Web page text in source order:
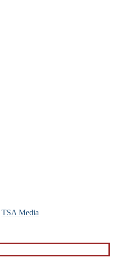
TSA Media